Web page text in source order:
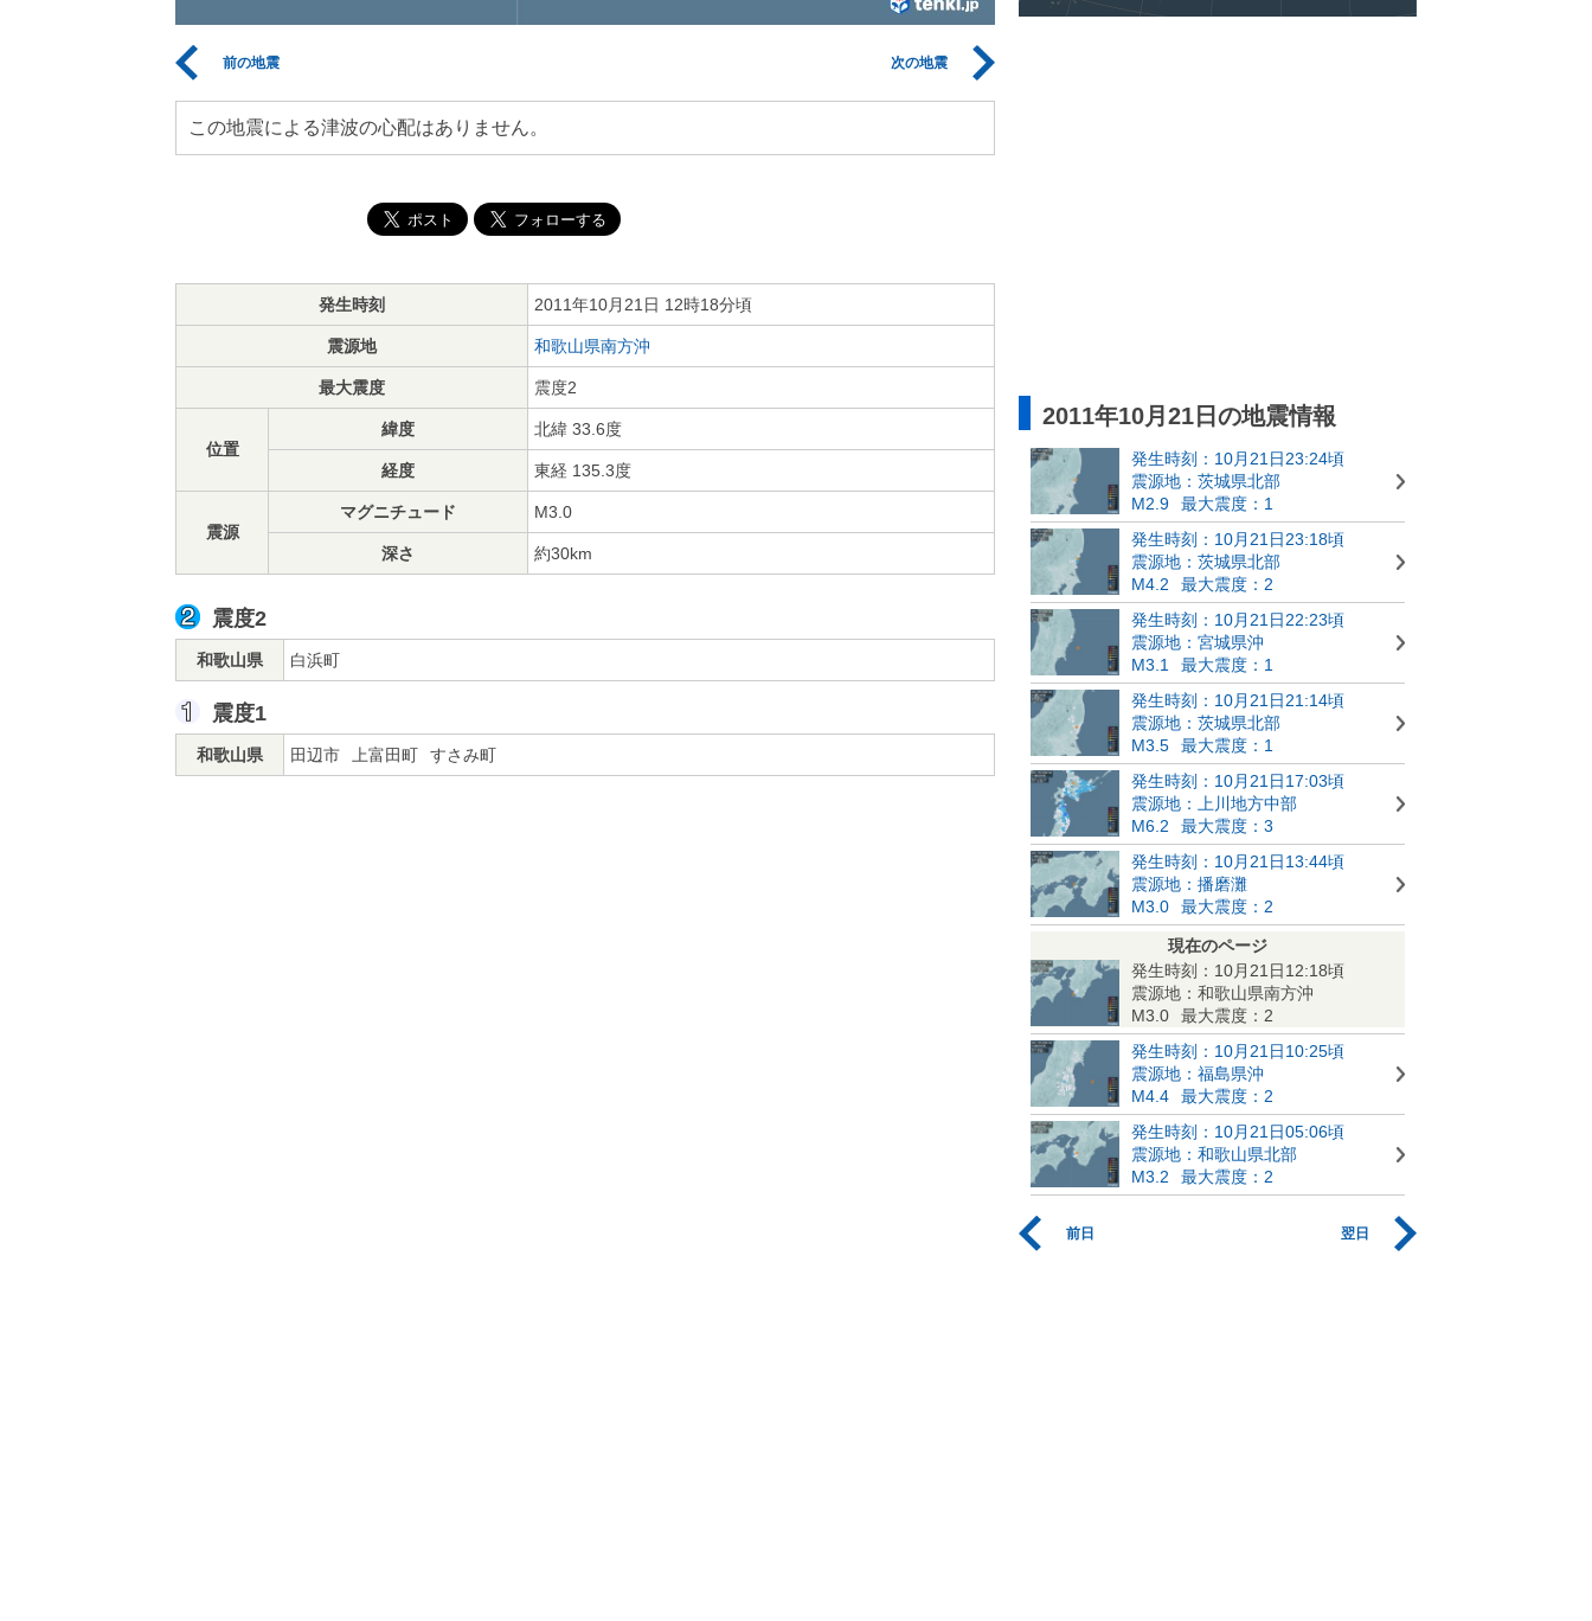
前の地震 次の地震
この地震による津波の心配はありません。
発生時刻 2011年10月21日 12時18分頃
震源地 和歌山県南方沖
最大震度 震度2
位置
緯度 北緯 33.6度
経度 東経 135.3度
震源
マグニチュード M3.0
深さ 約30km
震度2
和歌山県 白浜町
震度1
和歌山県 田辺市 上富田町 すさみ町
2011年10月21日の地震情報
発生時刻：10月21日23:24頃
震源地：茨城県北部
M2.9
最大震度：1
発生時刻：10月21日23:18頃
震源地：茨城県北部
M4.2
最大震度：2
発生時刻：10月21日22:23頃
震源地：宮城県沖
M3.1
最大震度：1
発生時刻：10月21日21:14頃
震源地：茨城県北部
M3.5
最大震度：1
発生時刻：10月21日17:03頃
震源地：上川地方中部
M6.2
最大震度：3
発生時刻：10月21日13:44頃
震源地：播磨灘
M3.0
最大震度：2
現在のページ
発生時刻：10月21日12:18頃
震源地：和歌山県南方沖
M3.0
最大震度：2
発生時刻：10月21日10:25頃
震源地：福島県沖
M4.4
最大震度：2
発生時刻：10月21日05:06頃
震源地：和歌山県北部
M3.2
最大震度：2
前日 翌日